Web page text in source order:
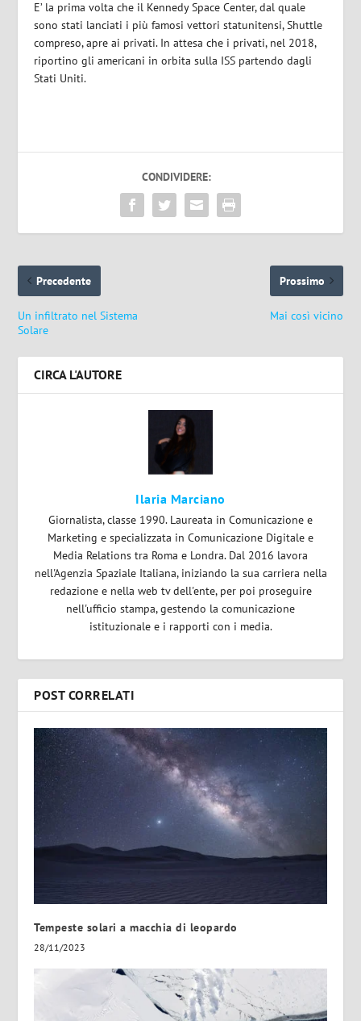
E’ la prima volta che il Kennedy Space Center, dal quale
sono stati lanciati i più famosi vettori statunitensi, Shuttle
compreso, apre ai privati. In attesa che i privati, nel 2018,
riportino gli americani in orbita sulla ISS partendo dagli
Stati Uniti.
CONDIVIDERE:
Precedente
Un infiltrato nel Sistema
Solare
Prossimo
Mai così vicino
CIRCA L'AUTORE
Ilaria Marciano
Giornalista, classe 1990. Laureata in Comunicazione e
Marketing e specializzata in Comunicazione Digitale e
Media Relations tra Roma e Londra. Dal 2016 lavora
nell'Agenzia Spaziale Italiana, iniziando la sua carriera nella
redazione e nella web tv dell'ente, per poi proseguire
nell'ufficio stampa, gestendo la comunicazione
istituzionale e i rapporti con i media.
POST CORRELATI
Tempeste solari a macchia di leopardo
28/11/2023